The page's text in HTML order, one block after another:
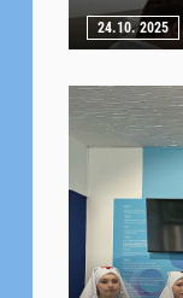
24.10. 2025